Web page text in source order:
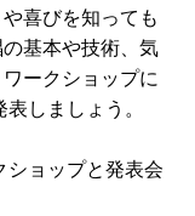
喜びを知っても
基本や技術、気
ークショップに
しましょう。
ョップと発表会